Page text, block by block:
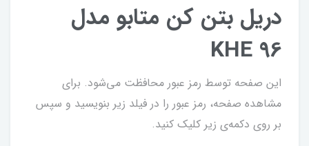
دریل بتن کن متابو مدل
KHE 96
این صفحه توسط رمز عبور محافظت می‌شود. برای
مشاهده صفحه، رمز عبور را در فیلد زیر بنویسید و سپس
بر روی دکمه‌ی زیر کلیک کنید.